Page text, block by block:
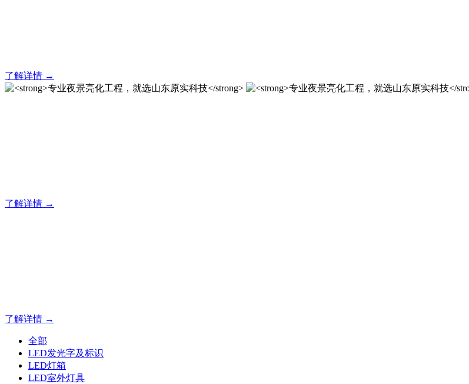
了解详情 →
了解详情 →
了解详情 →
全部
LED发光字及标识
LED灯箱
LED室外灯具